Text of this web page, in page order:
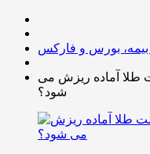
بیمه، بورس و فارکس
طلا آماده ریزش می
شود؟